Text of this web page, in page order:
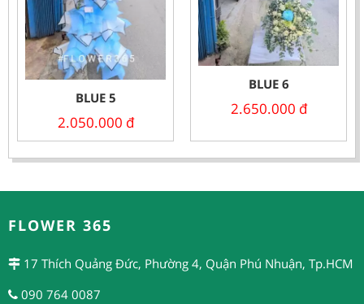
BLUE 5
2.050.000 đ
BLUE 6
2.650.000 đ
FLOWER 365
17 Thích Quảng Đức, Phường 4, Quận Phú Nhuận, Tp.HCM
090 764 0087